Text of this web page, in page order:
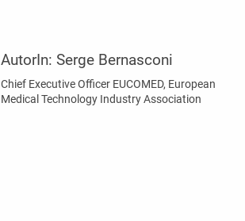
AutorIn:Serge Bernasconi
Chief Executive Officer EUCOMED, European
Medical Technology Industry Association